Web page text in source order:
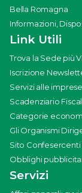
Bella Romagna
Informazioni,
Link Utili
Trova la Sede più
Iscrizione
Servizi alle imprese
Scadenziario
Categorie
Gli Organismi
Sito Confesercenti
Obblighi
Servizi